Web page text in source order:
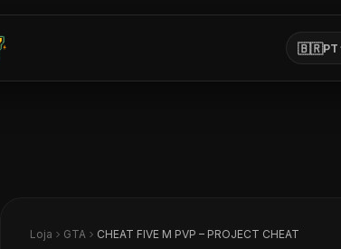
🇧🇷PT
Loja GTA CHEAT FIVE M PVP – PROJECT CHEAT